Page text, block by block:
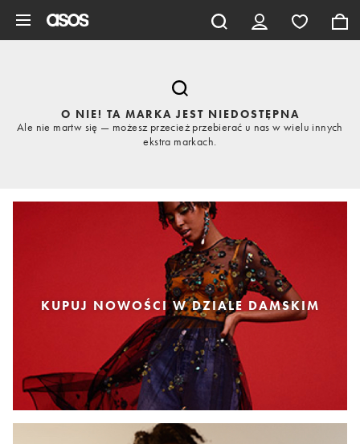
O NIE! TA MARKA JEST NIEDOSTĘPNA
Ale nie martw się — możesz przecież przebierać u nas w wielu innych
ekstra markach.
KUPUJ NOWOŚCI W DZIALE DAMSKIM